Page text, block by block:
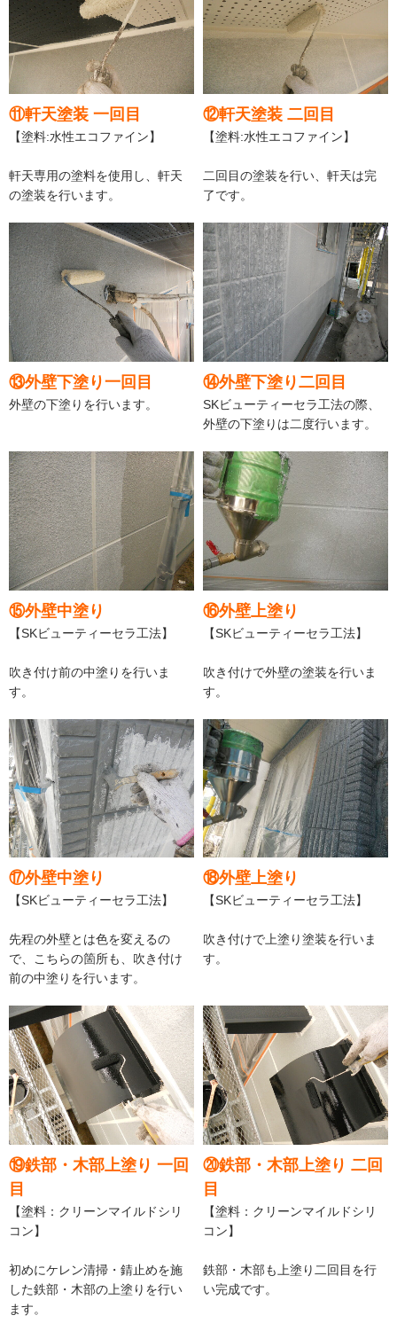
⑪軒天塗装 一回目
【塗料:水性エコファイン】
軒天専用の塗料を使用し、軒天
の塗装を行います。
⑫軒天塗装 二回目
【塗料:水性エコファイン】
二回目の塗装を行い、軒天は完
了です。
⑬外壁下塗り一回目
外壁の下塗りを行います。
⑭外壁下塗り二回目
SKビューティーセラ工法の際、
外壁の下塗りは二度行います。
⑮外壁中塗り
【SKビューティーセラ工法】
吹き付け前の中塗りを行いま
す。
⑯外壁上塗り
【SKビューティーセラ工法】
吹き付けで外壁の塗装を行いま
す。
⑰外壁中塗り
【SKビューティーセラ工法】
先程の外壁とは色を変えるの
で、こちらの箇所も、吹き付け
前の中塗りを行います。
⑱外壁上塗り
【SKビューティーセラ工法】
吹き付けで上塗り塗装を行いま
す。
⑲鉄部・木部上塗り 一回
目
【塗料：クリーンマイルドシリ
コン】
初めにケレン清掃・錆止めを施
した鉄部・木部の上塗りを行い
ます。
⑳鉄部・木部上塗り 二回
目
【塗料：クリーンマイルドシリ
コン】
鉄部・木部も上塗り二回目を行
い完成です。